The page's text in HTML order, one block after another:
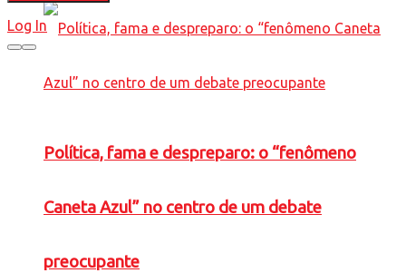
Política, fama e despreparo: o “fenômeno
Caneta Azul” no centro de um debate
preocupante
Log In